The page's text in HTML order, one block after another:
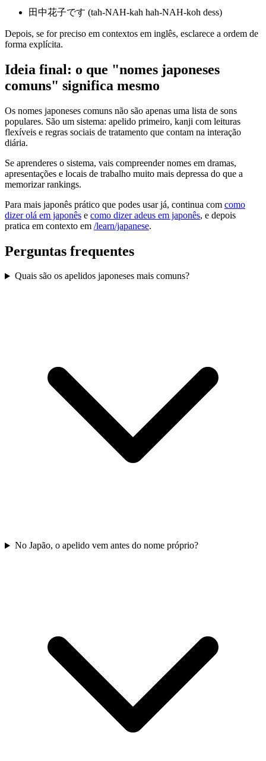
田中花子です (tah-NAH-kah hah-NAH-koh dess)
Depois, se for preciso em contextos em inglês, esclarece a ordem de
forma explícita.
Ideia final: o que "nomes japoneses
comuns" significa mesmo
Os nomes japoneses comuns não são apenas uma lista de sons
populares. São um sistema: apelido primeiro, kanji com leituras
flexíveis e regras sociais de tratamento que contam na interação
diária.
Se aprenderes o sistema, vais compreender nomes em dramas,
apresentações e locais de trabalho muito mais depressa do que a
memorizar rankings.
Para mais japonês prático que podes usar já, continua com como
dizer olá em japonês e como dizer adeus em japonês, e depois
pratica em contexto em /learn/japanese.
Perguntas frequentes
Quais são os apelidos japoneses mais comuns?
No Japão, o apelido vem antes do nome próprio?